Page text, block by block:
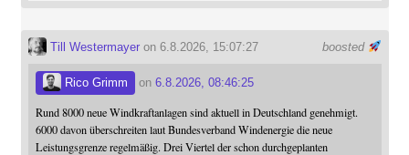
boosted
Till Westermayeron 6.8.2026, 15:07:27
Rico Grimm on 6.8.2026, 08:46:25
Rund 8000 neue Windkraftanlagen sind aktuell in Deutschland genehmigt.
6000 davon überschreiten laut Bundesverband Windenergie die neue
Leistungsgrenze regelmäßig. Drei Viertel der schon durchgeplanten